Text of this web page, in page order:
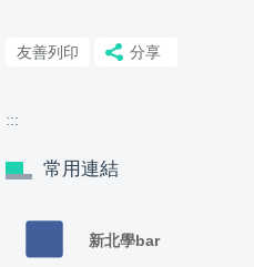
友善列印 分享
:::
常用連結
新北學bar